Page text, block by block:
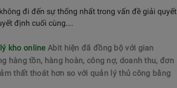
đi đến sự thống nhất trong vấn đề giải quyết
định cuối cùng….
kho onlineAbit hiện đã đồng bộ với gian
hàng tồn, hàng hoàn, công nợ, doanh thu, đơn
thất thoát hơn so với quản lý thủ công bằng